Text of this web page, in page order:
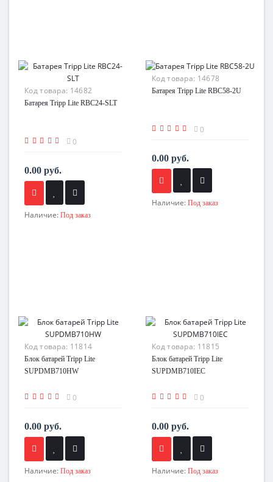
Код товара: 14682
Батарея Tripp Lite RBC24-SLT
0
0.00 руб.
Наличие: Под заказ
Код товара: 14678
Батарея Tripp Lite RBC58-2U
0
0.00 руб.
Наличие: Под заказ
Код товара: 11814
Блок батарей Tripp Lite
SUPDMB710HW
0
0.00 руб.
Наличие: Под заказ
Код товара: 11815
Блок батарей Tripp Lite
SUPDMB710IEC
0
0.00 руб.
Наличие: Под заказ